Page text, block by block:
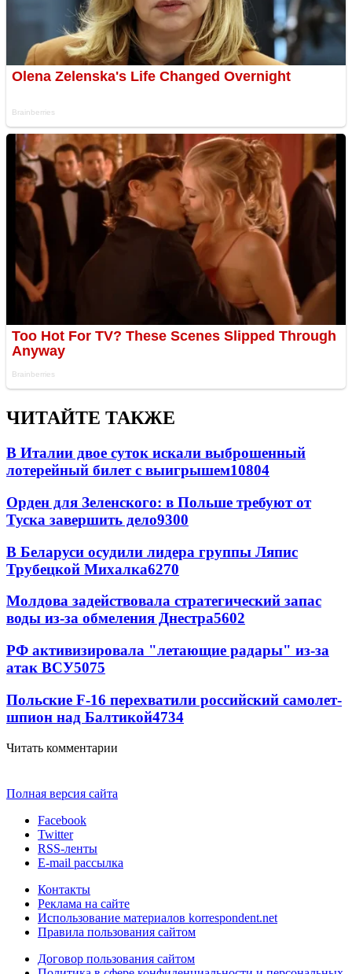
ЧИТАЙТЕ ТАКЖЕ
В Италии двое суток искали выброшенный
лотерейный билет с выигрышем10804
Орден для Зеленского: в Польше требуют от
Туска завершить дело9300
В Беларуси осудили лидера группы Ляпис
Трубецкой Михалка6270
Молдова задействовала стратегический запас
воды из-за обмеления Днестра5602
РФ активизировала "летающие радары" из-за
атак ВСУ5075
Польские F-16 перехватили российский самолет-
шпион над Балтикой4734
Читать комментарии
Полная версия сайта
Facebook
Twitter
RSS-ленты
E-mail рассылка
Контакты
Реклама на сайте
Использование материалов korrespondent.net
Правила пользования сайтом
Договор пользования сайтом